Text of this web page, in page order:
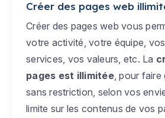
Créer des pages web
Créer des pages web vous
votre activité, votre équipe,
services, vos valeurs, etc. La
pages est illimitée, pour faire
sans restriction, selon vos
limite sur les contenus de vos